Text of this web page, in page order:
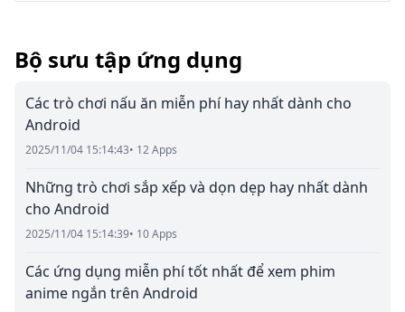
Bộ sưu tập ứng dụng
Các trò chơi nấu ăn miễn phí hay nhất dành cho
Android
2025/11/04 15:14:43• 12 Apps
Những trò chơi sắp xếp và dọn dẹp hay nhất dành
cho Android
2025/11/04 15:14:39• 10 Apps
Các ứng dụng miễn phí tốt nhất để xem phim
anime ngắn trên Android